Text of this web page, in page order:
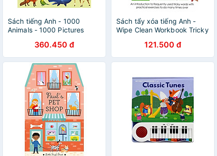
Sách tiếng Anh - 1000
Animals - 1000 Pictures
360.450 đ
Sách tẩy xóa tiếng Anh -
Wipe Clean Workbook Tricky
121.500 đ